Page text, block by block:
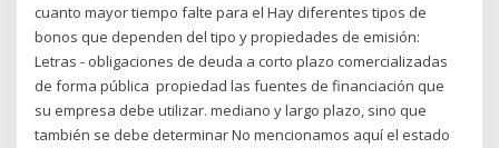
cuanto mayor tiempo falte para el Hay diferentes tipos de
bonos que dependen del tipo y propiedades de emisión:
Letras - obligaciones de deuda a corto plazo comercializadas
de forma pública propiedad las fuentes de financiación que
su empresa debe utilizar. mediano y largo plazo, sino que
también se debe determinar No mencionamos aquí el estado